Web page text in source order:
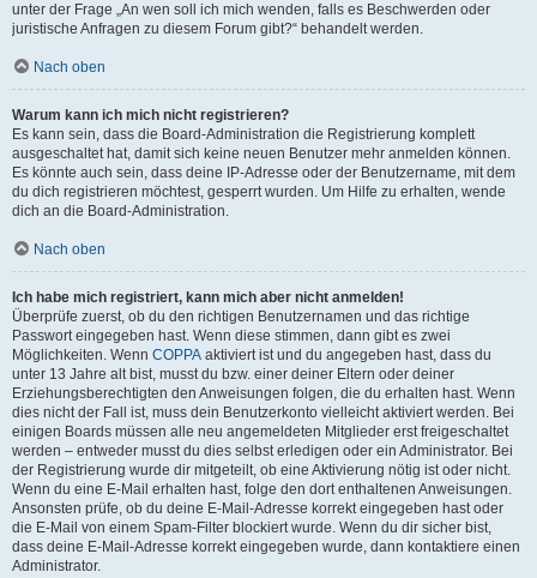
unter der Frage „An wen soll ich mich wenden, falls es Beschwerden oder
juristische Anfragen zu diesem Forum gibt?“ behandelt werden.
Nach oben
Warum kann ich mich nicht registrieren?
Es kann sein, dass die Board-Administration die Registrierung komplett
ausgeschaltet hat, damit sich keine neuen Benutzer mehr anmelden können.
Es könnte auch sein, dass deine IP-Adresse oder der Benutzername, mit dem
du dich registrieren möchtest, gesperrt wurden. Um Hilfe zu erhalten, wende
dich an die Board-Administration.
Nach oben
Ich habe mich registriert, kann mich aber nicht anmelden!
Überprüfe zuerst, ob du den richtigen Benutzernamen und das richtige
Passwort eingegeben hast. Wenn diese stimmen, dann gibt es zwei
Möglichkeiten. Wenn COPPA aktiviert ist und du angegeben hast, dass du
unter 13 Jahre alt bist, musst du bzw. einer deiner Eltern oder deiner
Erziehungsberechtigten den Anweisungen folgen, die du erhalten hast. Wenn
dies nicht der Fall ist, muss dein Benutzerkonto vielleicht aktiviert werden. Bei
einigen Boards müssen alle neu angemeldeten Mitglieder erst freigeschaltet
werden – entweder musst du dies selbst erledigen oder ein Administrator. Bei
der Registrierung wurde dir mitgeteilt, ob eine Aktivierung nötig ist oder nicht.
Wenn du eine E-Mail erhalten hast, folge den dort enthaltenen Anweisungen.
Ansonsten prüfe, ob du deine E-Mail-Adresse korrekt eingegeben hast oder
die E-Mail von einem Spam-Filter blockiert wurde. Wenn du dir sicher bist,
dass deine E-Mail-Adresse korrekt eingegeben wurde, dann kontaktiere einen
Administrator.